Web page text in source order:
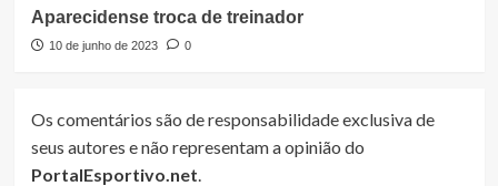
Aparecidense troca de treinador
10 de junho de 2023 0
Os comentários são de responsabilidade exclusiva de
seus autores e não representam a opinião do
PortalEsportivo.net